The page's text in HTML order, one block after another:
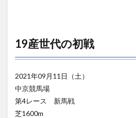
19産世代の初戦
2021年09月11日（土）
中京競馬場
第4レース 新馬戦
芝1600m